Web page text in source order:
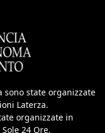
sono state organizzate
Laterza.
organizzate in
24 Ore.